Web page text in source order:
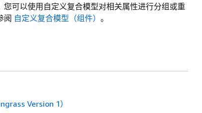
可以使用自定义复合模型对相关属性进行分组或重
阅 自定义复合模型（组件） 。
Version 1）